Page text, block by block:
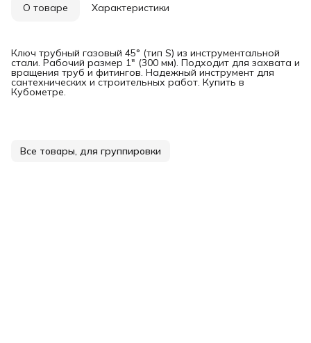
О товаре Характеристики
Ключ трубный газовый 45° (тип S) из инструментальной
стали. Рабочий размер 1" (300 мм). Подходит для захвата и
вращения труб и фитингов. Надежный инструмент для
сантехнических и строительных работ. Купить в
Кубометре.
Все товары, для группировки